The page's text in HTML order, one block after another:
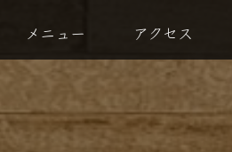
メニュー アクセス